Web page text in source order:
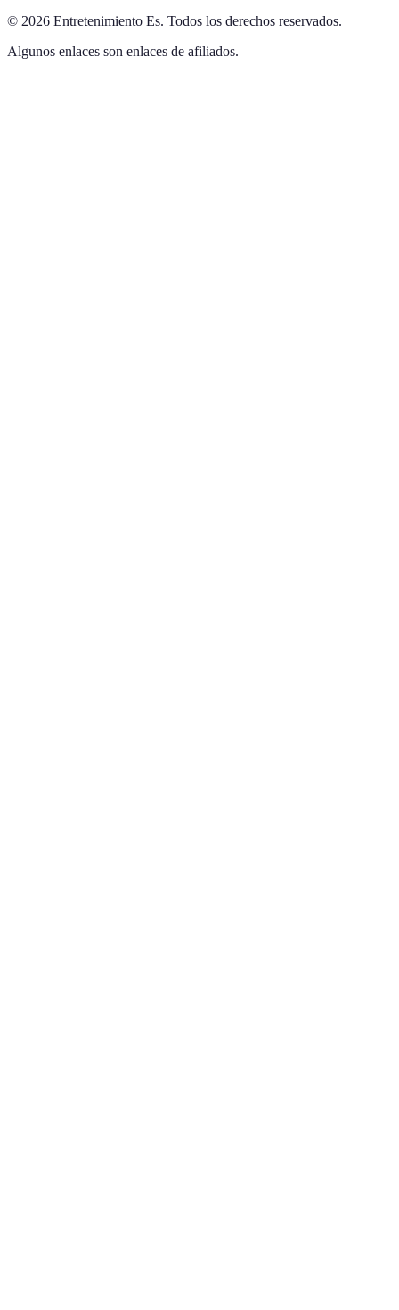
© 2026 Entretenimiento Es. Todos los derechos reservados.
Algunos enlaces son enlaces de afiliados.